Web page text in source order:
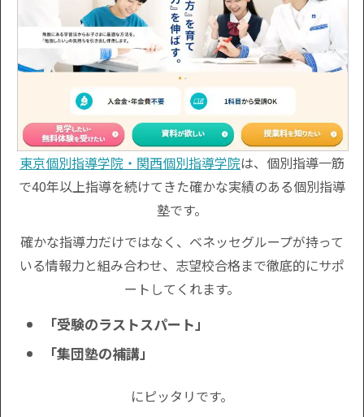
東京個別指導学院・関西個別指導学院は、個別指導一筋
で40年以上指導を続けてきた確かな実績のある個別指導
塾です。
確かな指導力だけではなく、ベネッセグループが持って
いる情報力と組み合わせ、志望校合格まで徹底的にサポ
ートしてくれます。
「受験のラストスパート」
「集団塾の補講」
にピッタリです。